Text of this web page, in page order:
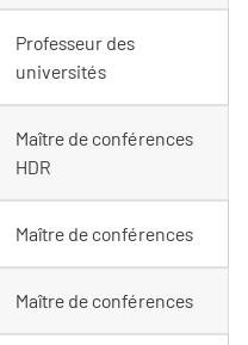
Professeur des
universités
Maître de conférences
HDR
Maître de conférences
Maître de conférences